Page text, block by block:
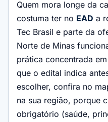
Quem mora longe da
costuma ter no EAD a
Tec Brasil e parte da
Norte de Minas
prática concentrada
que o edital indica
escolher, confira no
na sua região, porque
obrigatório (saúde,